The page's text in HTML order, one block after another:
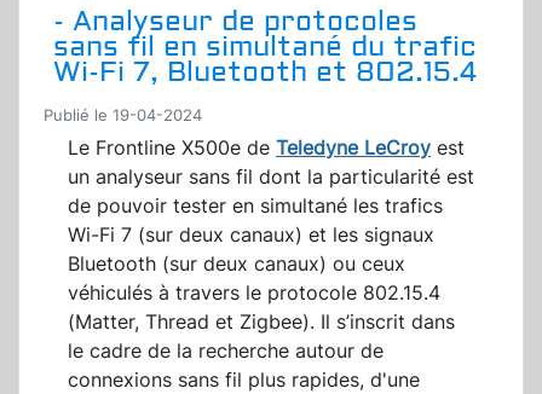
- Analyseur de protocoles
sans fil en simultané du trafic
Wi-Fi 7, Bluetooth et 802.15.4
Publié le 19-04-2024
Le Frontline X500e de Teledyne LeCroy est
un analyseur sans fil dont la particularité est
de pouvoir tester en simultané les trafics
Wi-Fi 7 (sur deux canaux) et les signaux
Bluetooth (sur deux canaux) ou ceux
véhiculés à travers le protocole 802.15.4
(Matter, Thread et Zigbee). Il s’inscrit dans
le cadre de la recherche autour de
connexions sans fil plus rapides, d'une